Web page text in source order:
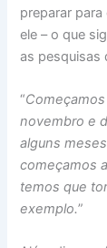
preparar
ele – o que
as pesquisas
“
novembro e
alguns
começamos
temos que
exemplo.”